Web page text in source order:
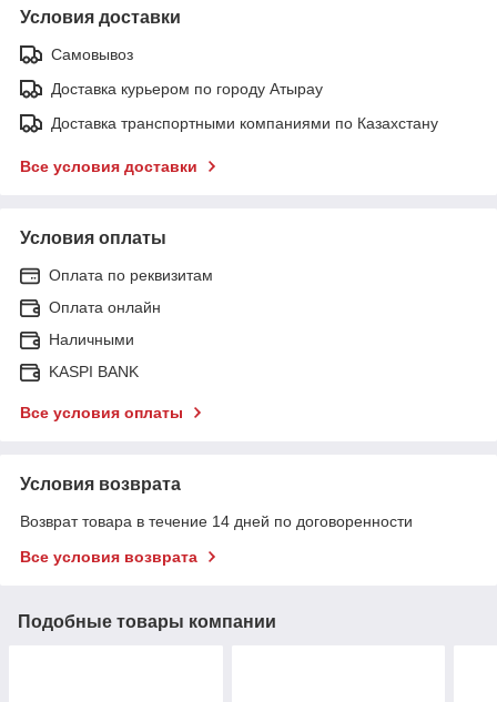
Условия доставки
Самовывоз
Доставка курьером по городу Атырау
Доставка транспортными компаниями по Казахстану
Все условия доставки
Условия оплаты
Оплата по реквизитам
Оплата онлайн
Наличными
KASPI BANK
Все условия оплаты
Условия возврата
Возврат товара в течение 14 дней по договоренности
Все условия возврата
Подобные товары компании